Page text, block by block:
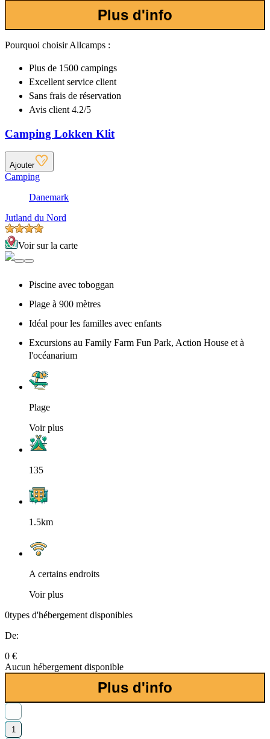
Plus d'info
Pourquoi choisir Allcamps :
Plus de 1500 campings
Excellent service client
Sans frais de réservation
Avis client 4.2/5
Camping Lokken Klit
Ajouter
Camping
Danemark
Jutland du Nord
Voir sur la carte
Piscine avec toboggan
Plage à 900 mètres
Idéal pour les familles avec enfants
Excursions au Family Farm Fun Park, Action House et à
l'océanarium
Plage
Voir plus
135
1.5km
A certains endroits
Voir plus
0types d'hébergement disponibles
De:
0 €
Aucun hébergement disponible
Plus d'info
1